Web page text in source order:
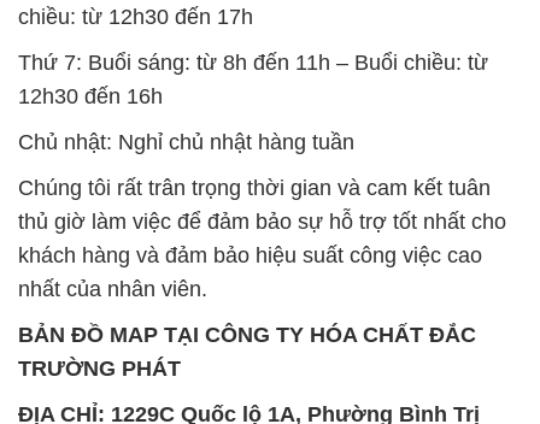
chiều: từ 12h30 đến 17h
Thứ 7: Buổi sáng: từ 8h đến 11h – Buổi chiều: từ
12h30 đến 16h
Chủ nhật: Nghỉ chủ nhật hàng tuần
Chúng tôi rất trân trọng thời gian và cam kết tuân
thủ giờ làm việc để đảm bảo sự hỗ trợ tốt nhất cho
khách hàng và đảm bảo hiệu suất công việc cao
nhất của nhân viên.
BẢN ĐỒ MAP TẠI CÔNG TY HÓA CHẤT ĐẮC
TRƯỜNG PHÁT
ĐỊA CHỈ: 1229C Quốc lộ 1A, Phường Bình Trị